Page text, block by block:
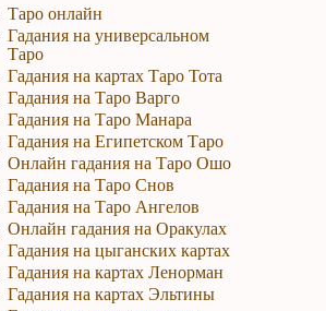
Таро онлайн
Гадания на универсальном
Таро
Гадания на картах Таро Тота
Гадания на Таро Варго
Гадания на Таро Манара
Гадания на Египетском Таро
Онлайн гадания на Таро Ошо
Гадания на Таро Снов
Гадания на Таро Ангелов
Онлайн гадания на Оракулах
Гадания на цыганских картах
Гадания на картах Ленорман
Гадания на картах Эльтины